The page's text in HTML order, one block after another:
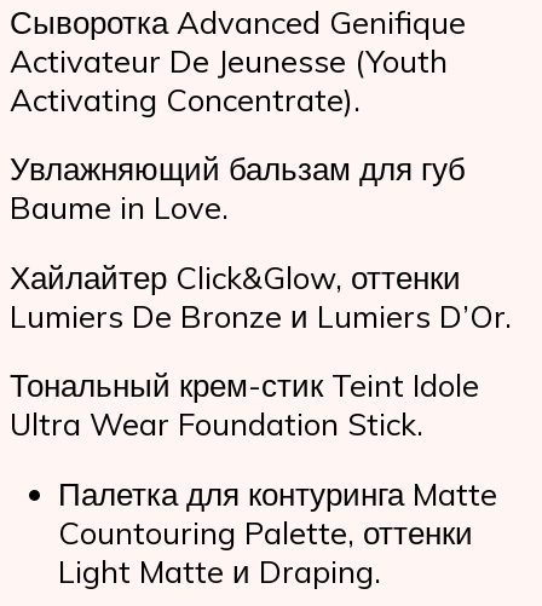
Сыворотка Advanced Genifique
Activateur De Jeunesse (Youth
Activating Concentrate).
Увлажняющий бальзам для губ
Baume in Love.
Хайлайтер Click&Glow, оттенки
Lumiers De Bronze и Lumiers D’Or.
Тональный крем-стик Teint Idole
Ultra Wear Foundation Stick.
Палетка для контуринга Matte
Countouring Palette, оттенки
Light Matte и Draping.